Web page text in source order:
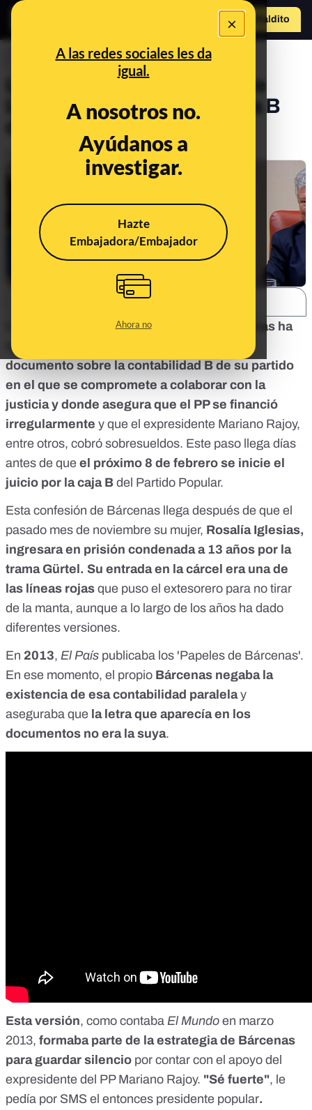
×
A las redes sociales les da
igual.
A nosotros no.
Ayúdanos a
investigar.
Hazte
Embajadora/Embajador
Ahora no
Hazte Maldito
CONTROL DEL PODER
Las diferentes versiones de
Luis Bárcenas sobre la caja B
del Partido Popular
Feb 4, 2021, 4:21:00 PM
El extesorero del Partido Popular
Luis Bárcenas ha
remitido a la Fiscalía Anticorrupción
documento sobre la contabilidad B de su partido
en el que se compromete a colaborar con la
justicia y donde asegura que el PP se financió
irregularmente y que el expresidente Mariano Rajoy,
entre otros, cobró sobresueldos. Este paso llega días
antes de que el próximo 8 de febrero se inicie el
juicio por la caja B del Partido Popular.
Esta confesión de Bárcenas llega después de que el
pasado mes de noviembre su mujer, Rosalía Iglesias,
ingresara en prisión condenada a 13 años por la
trama Gürtel. Su entrada en la cárcel era una de
las líneas rojas que puso el extesorero para no tirar
de la manta, aunque a lo largo de los años ha dado
diferentes versiones.
En 2013, El País publicaba los 'Papeles de Bárcenas'.
En ese momento, el propio Bárcenas negaba la
existencia de esa contabilidad paralelay
aseguraba que la letra que aparecía en los
documentos no era la suya.
Esta versión, como contaba El Mundo en marzo
2013, formaba parte de la estrategia de Bárcenas
para guardar silencio por contar con el apoyo del
expresidente del PP Mariano Rajoy. "Sé fuerte", le
pedía por SMS el entonces presidente popular.